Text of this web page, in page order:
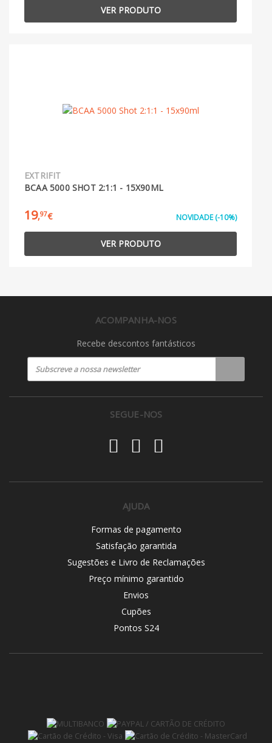
VER PRODUTO
EXTRIFIT
BCAA 5000 SHOT 2:1:1 - 15X90ML
19,97€ NOVIDADE (-10%)
VER PRODUTO
ACOMPANHA-NOS
Recebe descontos fantásticos
SEGUE-NOS
AJUDA
Formas de pagamento
Satisfação garantida
Sugestões e Livro de Reclamações
Preço mínimo garantido
Envios
Cupões
Pontos S24